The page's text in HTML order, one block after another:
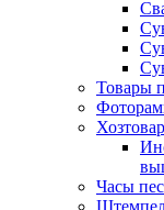
Товары
Часы